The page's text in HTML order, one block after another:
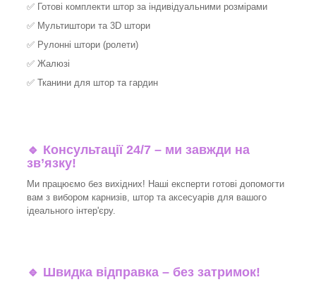
✅ Готові комплекти штор за індивідуальними розмірами
✅ Мультиштори та 3D штори
✅ Рулонні штори (ролети)
✅ Жалюзі
✅ Тканини для штор та гардин
🔹 Консультації 24/7 – ми завжди на
зв’язку!
Ми працюємо без вихідних! Наші експерти готові допомогти
вам з вибором карнизів, штор та аксесуарів для вашого
ідеального інтер'єру.​
🔹 Швидка відправка – без затримок!